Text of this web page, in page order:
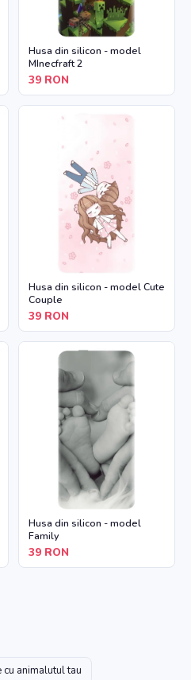
Husa din silicon - model
MInecfraft 2
39 RON
Husa din silicon - model Cute
Couple
39 RON
Husa din silicon - model
Family
39 RON
animalutul tau